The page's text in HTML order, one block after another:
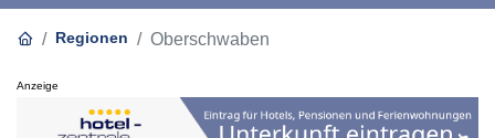
Regionen Oberschwaben
Anzeige